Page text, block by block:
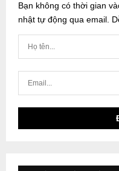
Bạn không có thời gian
nhật tự động qua email.